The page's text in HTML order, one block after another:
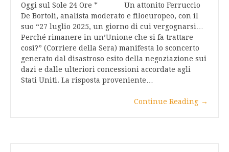
Oggi sul Sole 24 Ore * Un attonito Ferruccio
De Bortoli, analista moderato e filoeuropeo, con il
suo “27 luglio 2025, un giorno di cui vergognarsi…
Perché rimanere in un’Unione che si fa trattare
così?” (Corriere della Sera) manifesta lo sconcerto
generato dal disastroso esito della negoziazione sui
dazi e dalle ulteriori concessioni accordate agli
Stati Uniti. La risposta proveniente…
Continue Reading →